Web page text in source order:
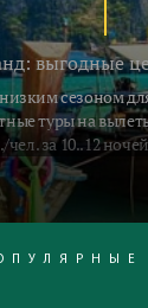
выгодные
сезоном
туры на
чел. за 10..12
немного,
зато сервис в это
дождики,
Поехали в